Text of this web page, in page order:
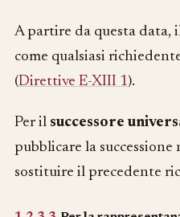
A partire da questa data,
come qualsiasi
(Direttive E-XIII 1).
Per il successore
pubblicare la successione
sostituire il precedente